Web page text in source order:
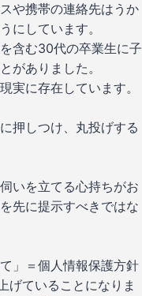
や携帯の連絡先はうか
にしています。
含む30代の卒業生に子
がありました。
実に存在しています。
押しつけ、丸投げする
いを立てる心持ちがお
先に提示すべきではな
」＝個人情報保護方針
げていることになりま